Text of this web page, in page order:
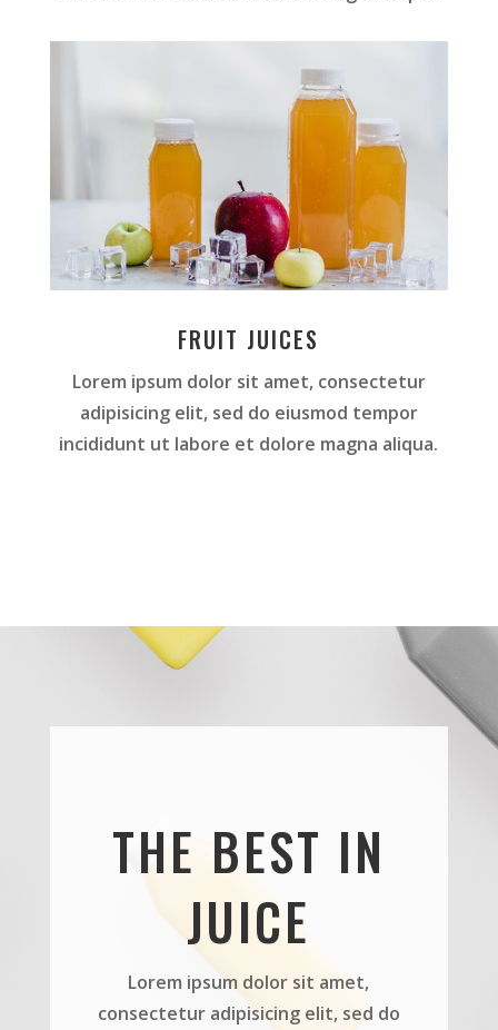
FRUIT JUICES
Lorem ipsum dolor sit amet, consectetur
adipisicing elit, sed do eiusmod tempor
incididunt ut labore et dolore magna aliqua.
THE BEST IN
JUICE
Lorem ipsum dolor sit amet,
consectetur adipisicing elit, sed do